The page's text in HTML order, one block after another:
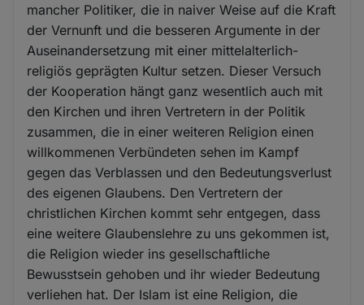
mancher Politiker, die in naiver Weise auf die Kraft
der Vernunft und die besseren Argumente in der
Auseinandersetzung mit einer mittelalterlich-
religiös geprägten Kultur setzen. Dieser Versuch
der Kooperation hängt ganz wesentlich auch mit
den Kirchen und ihren Vertretern in der Politik
zusammen, die in einer weiteren Religion einen
willkommenen Verbündeten sehen im Kampf
gegen das Verblassen und den Bedeutungsverlust
des eigenen Glaubens. Den Vertretern der
christlichen Kirchen kommt sehr entgegen, dass
eine weitere Glaubenslehre zu uns gekommen ist,
die Religion wieder ins gesellschaftliche
Bewusstsein gehoben und ihr wieder Bedeutung
verliehen hat. Der Islam ist eine Religion, die